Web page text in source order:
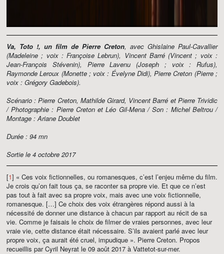
Va, Toto !, un film de Pierre Creton, avec Ghislaine Paul-Cavallier
(Madeleine ; voix : Françoise Lebrun), Vincent Barré (Vincent ; voix :
Jean-François Stévenin), Pierre Lavenu (Joseph ; voix : Rufus),
Raymonde Leroux (Monette ; voix : Évelyne Didi), Pierre Creton (Pierre ;
voix : Grégory Gadebois).
Scénario : Pierre Creton, Mathilde Girard, Vincent Barré et Pierre Trividic
/ Photographie : Pierre Creton et Léo Gil-Mena / Son : Michel Beltrou /
Montage : Ariane Doublet
Durée : 94 mn
Sortie le 4 octobre 2017
[1] « Ces voix fictionnelles, ou romanesques, c’est l’enjeu même du film.
Je crois qu’on fait tous ça, se raconter sa propre vie. Et que ce n’est
pas tout à fait avec sa propre voix, mais avec une voix fictionnelle,
romanesque. […] Ce choix des voix étrangères répond aussi à la
nécessité de donner une distance à chacun par rapport au récit de sa
vie. Comme je faisais le choix de filmer de vraies personnes, avec leur
vraie vie, cette distance était nécessaire. S’ils avaient parlé avec leur
propre voix, ça aurait été cruel, impudique ». Pierre Creton. Propos
recueillis par Cyril Neyrat le 09 août 2017 à Vattetot-sur-mer.